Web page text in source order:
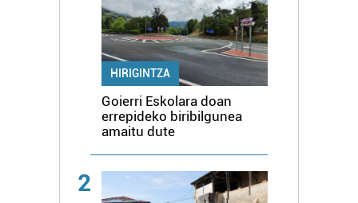
HIRIGINTZA
Goierri Eskolara doan
errepideko biribilgunea
amaitu dute
2